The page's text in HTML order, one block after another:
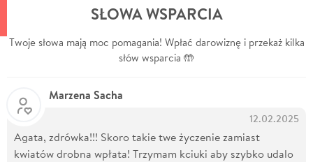
SŁOWA WSPARCIA
Twoje słowa mają moc pomagania! Wpłać darowiznę i przekaż kilka
słów wsparcia 🤲
Marzena Sacha
12.02.2025
Agata, zdrówka!!! Skoro takie twe życzenie zamiast
kwiatów drobna wpłata! Trzymam kciuki aby szybko udalo